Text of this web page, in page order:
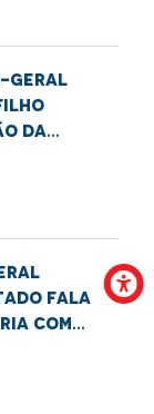
Geral
da
evento
fala
com